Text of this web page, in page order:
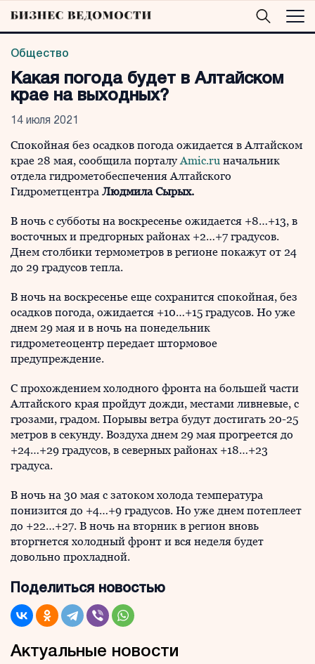
Общество
Какая погода будет в Алтайском
крае на выходных?
14 июля 2021
Спокойная без осадков погода ожидается в Алтайском
крае 28 мая, сообщила порталуAmic.ru начальник
отдела гидрометобеспечения Алтайского
Гидрометцентра Людмила Сырых.
В ночь с субботы на воскресенье ожидается +8…+13, в
восточных и предгорных районах +2…+7 градусов.
Днем столбики термометров в регионе покажут от 24
до 29 градусов тепла.
В ночь на воскресенье еще сохранится спокойная, без
осадков погода, ожидается +10…+15 градусов. Но уже
днем 29 мая и в ночь на понедельник
гидрометеоцентр передает штормовое
предупреждение.
С прохождением холодного фронта на большей части
Алтайского края пройдут дожди, местами ливневые, с
грозами, градом. Порывы ветра будут достигать 20-25
метров в секунду. Воздуха днем 29 мая прогреется до
+24…+29 градусов, в северных районах +18…+23
градуса.
В ночь на 30 мая с затоком холода температура
понизится до +4…+9 градусов. Но уже днем потеплеет
до +22…+27. В ночь на вторник в регион вновь
вторгнется холодный фронт и вся неделя будет
довольно прохладной.
Поделиться новостью
Актуальные новости